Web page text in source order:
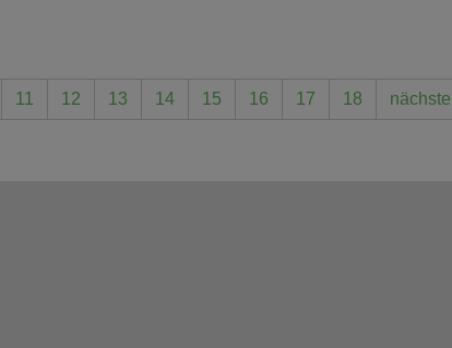
11 12 13 14 15 16 17 18 nächste